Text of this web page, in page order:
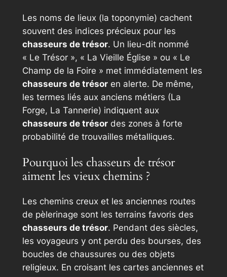
Les noms de lieux (la toponymie) cachent
souvent des indices précieux pour les
chasseurs de trésor. Un lieu-dit nommé
« Le Trésor », « La Vieille Église » ou « Le
Champ de la Foire » met immédiatement les
chasseurs de trésoren alerte. De même,
les termes liés aux anciens métiers (La
Forge, La Tannerie) indiquent aux
chasseurs de trésordes zones à forte
probabilité de trouvailles métalliques.
Pourquoi les chasseurs de trésor
aiment les vieux chemins ?
Les chemins creux et les anciennes routes
de pèlerinage sont les terrains favoris des
chasseurs de trésor. Pendant des siècles,
les voyageurs y ont perdu des bourses, des
boucles de chaussures ou des objets
religieux. En croisant les cartes anciennes et